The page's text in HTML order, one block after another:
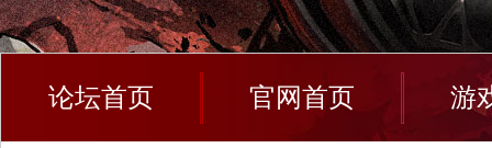
论坛首页 官网首页 游